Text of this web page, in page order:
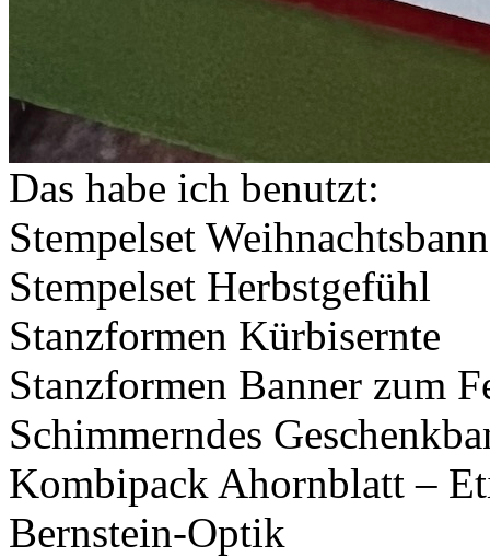
Das habe ich benutzt:
Stempelset
Stempelset Herbstgefühl
Stanzformen Kürbisernte
Stanzformen Banner zum
Schimmerndes
Kombipack Ahornblatt –
Bernstein-Optik